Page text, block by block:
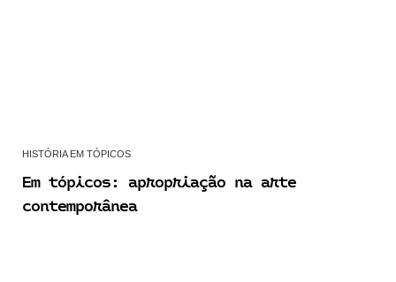
HISTÓRIA EM TÓPICOS
Em tópicos: apropriação na arte
contemporânea